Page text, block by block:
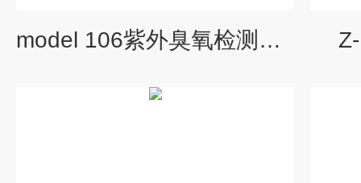
model 106紫外臭氧检测仪价格